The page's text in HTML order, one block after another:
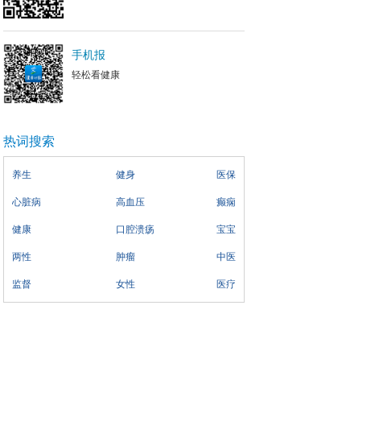
手机报
轻松看健康
热词搜索
养生 健身 医保
心脏病 高血压 癫痫
健康 口腔溃疡 宝宝
两性 肿瘤 中医
监督 女性 医疗